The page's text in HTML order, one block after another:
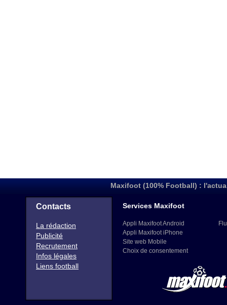
Maxifoot (100% Football) :
Contacts
La rédaction
Publicité
Recrutement
Infos légales
Liens football
Services Maxifoot
Appli Maxifoot Android
Appli Maxifoot iPhone
Site web Mobile
Choix de consentement